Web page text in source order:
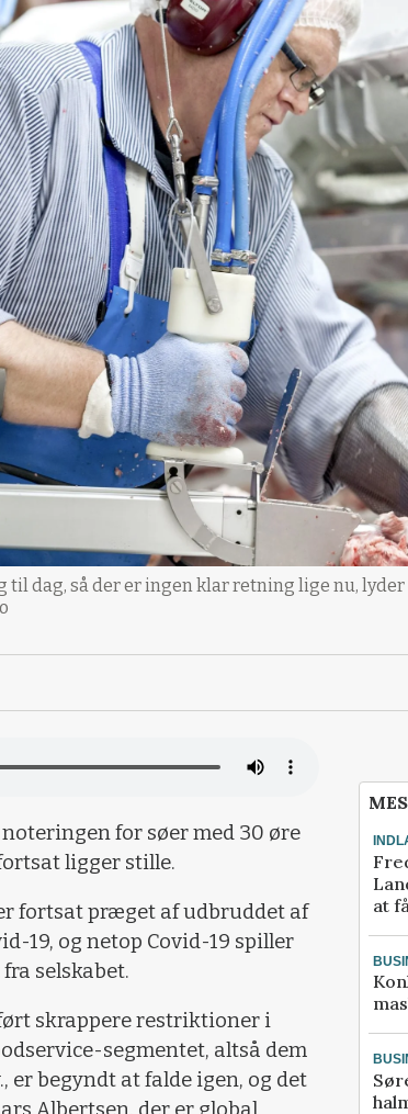
til dag, så der er ingen klar retning lige nu,
for søer med 30 øre
ligger stille.
fortsat præget af udbruddet af
19, og netop Covid-19 spiller
selskabet.
skrappere restriktioner i
segmentet, altså dem
er begyndt at falde igen, og det
at